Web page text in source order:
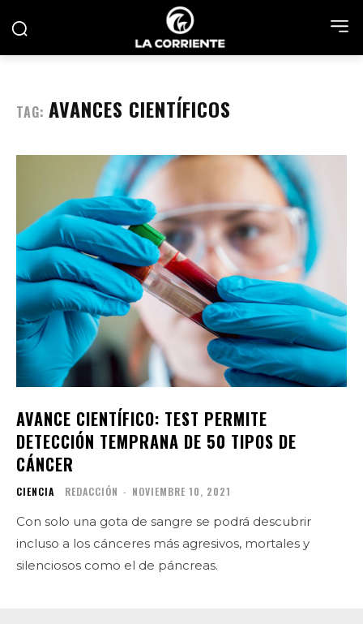
TAG: AVANCES CIENTÍFICOS
AVANCE CIENTÍFICO: TEST PERMITE
DETECCIÓN TEMPRANA DE 50 TIPOS DE
CÁNCER
CIENCIA REDACCIÓN - NOVIEMBRE 10, 2021
Con solo una gota de sangre se podrá descubrir
incluso a los cánceres más agresivos, mortales y
silenciosos como el de páncreas.